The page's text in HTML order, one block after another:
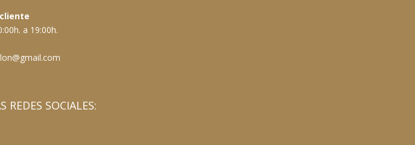
a 19:00h.
REDES SOCIALES: